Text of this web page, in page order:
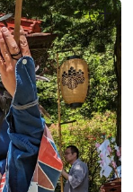
社での神事終了
植えを行います。
えを行ない、秋に刈